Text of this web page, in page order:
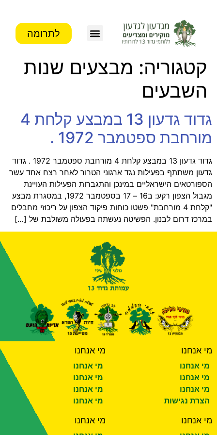
לתרומה
קטגוריה: מבצעים שנות
השבעים
גדוד גדעון 13 במבצע קלחת 4
מורחבת ספטמבר 1972 .
גדוד גדעון 13 במבצע קלחת 4 מורחבת ספטמבר 1972 . גדוד
גדעון משתתף בפעילות נגד ארגוני הטרור לאחר רצח אחד עשר
הספורטאים הישראליים במינכן והתגברות הפעילות העויינת
מגבול הצפון רקע: ב16 – 17 בספטמבר 1972, במסגרת מבצע
"קלחת 4 מורחבת" פשטו כוחות פיקוד הצפון על ריכוזי מחבלים
במרכז דרום לבנון. הפשיטה נעשתה בפעולה משולבת של […]
מי אנחנו
מי אנחנו
מי אנחנו
מי אנחנו
הצרת נגישות
מי אנחנו
מי אנחנו
מי אנחנו
מי אנחנו
מי אנחנו
מי אנחנו מי אנחנו